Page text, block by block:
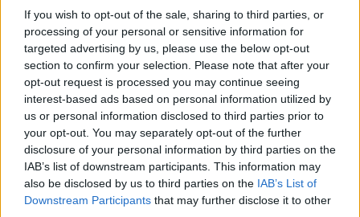
If you wish to opt-out of the sale, sharing to third parties, or
processing of your personal or sensitive information for
targeted advertising by us, please use the below opt-out
section to confirm your selection. Please note that after your
opt-out request is processed you may continue seeing
interest-based ads based on personal information utilized by
us or personal information disclosed to third parties prior to
your opt-out. You may separately opt-out of the further
disclosure of your personal information by third parties on the
IAB’s list of downstream participants. This information may
also be disclosed by us to third parties on the IAB’s List of
Downstream Participants that may further disclose it to other
SZÉKELYHON
Tömegverekedés lett a
szűk mezőgazdasági úti
vitából Csatószegen
Kórházba szállítottak több embert,
mezőgazdasági munkagépek
rongálódtak meg, és ideiglenes
védelmi rendeleteket is kibocsátottak